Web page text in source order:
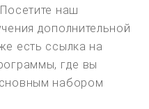
наш
дополнительной
есть ссылка на
где вы
набором